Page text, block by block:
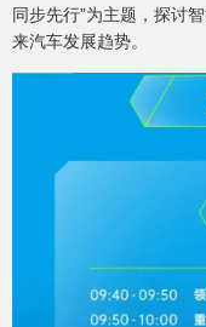
同步先行”为主题，探讨
来汽车发展趋势。